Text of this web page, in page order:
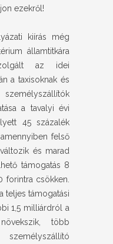
ezekről!
kiírás még
államtitkára
az idei
a taxisoknak és
a tavalyi évi
45 százalék
felső
és marad
támogatás 8
forintra csökken.
teljes támogatási
1,5 milliárdról a
több